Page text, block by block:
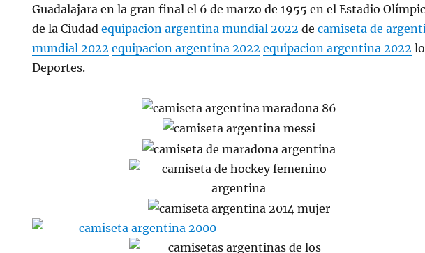
Guadalajara en la gran final el 6 de marzo de 1955 en el Estadio
de la Ciudadequipacion argentina mundial 2022 decamiseta de
mundial 2022 equipacion argentina 2022 equipacion argentina 2022
Deportes.